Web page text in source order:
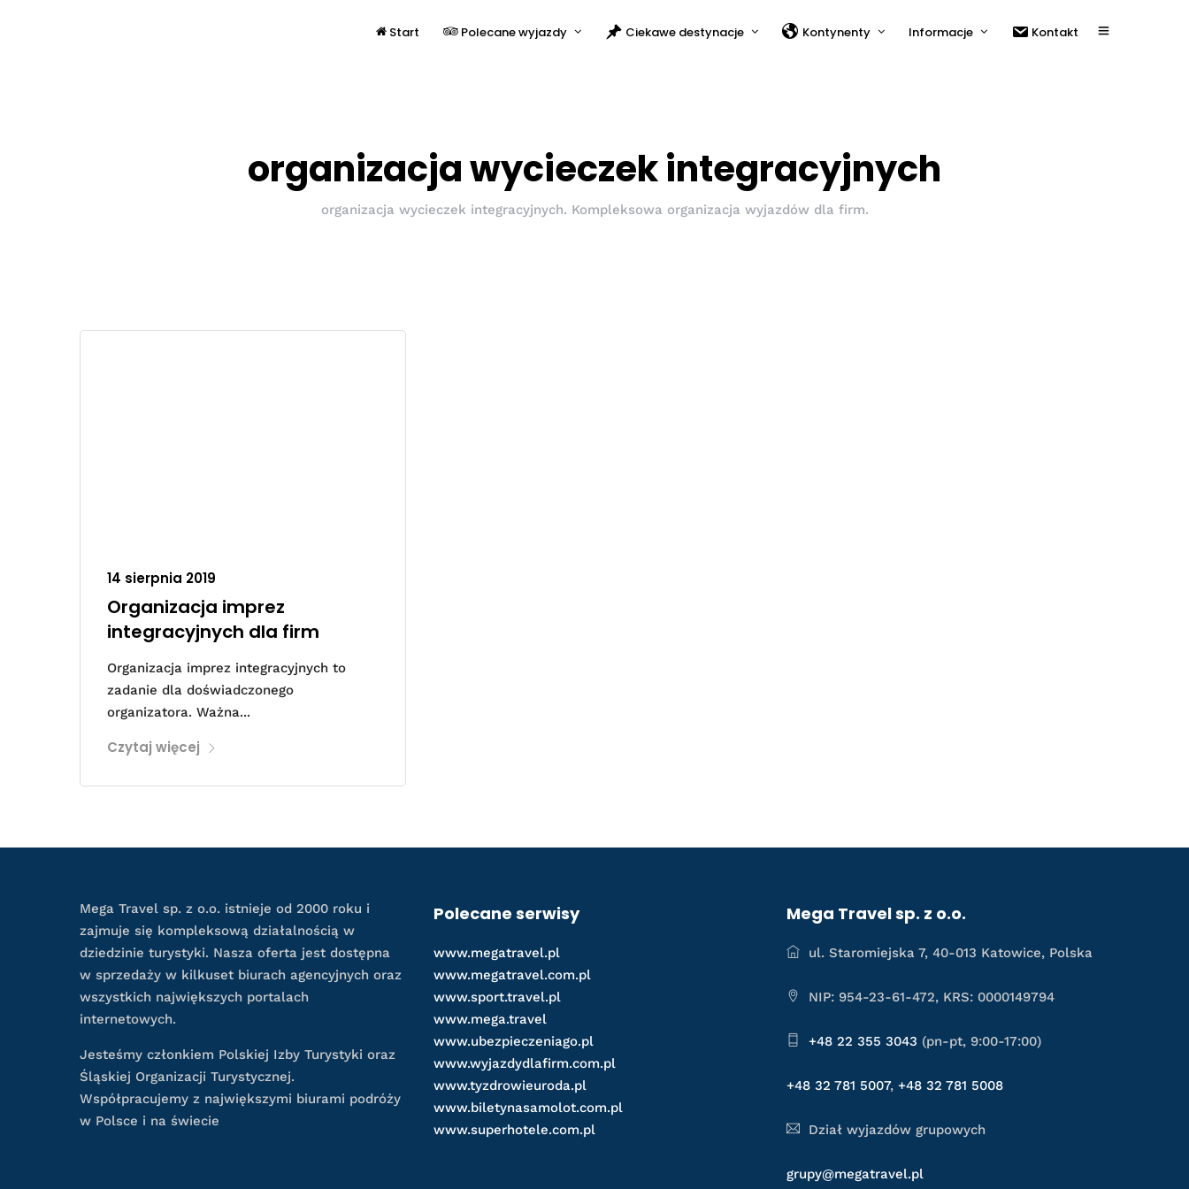
Start Polecane wyjazdy Ciekawe destynacje Kontynenty Informacje Kontakt
organizacja wycieczek integracyjnych
organizacja wycieczek integracyjnych. Kompleksowa organizacja wyjazdów dla firm.
14 sierpnia 2019
Organizacja imprez
integracyjnych dla firm
Organizacja imprez integracyjnych to
zadanie dla doświadczonego
organizatora. Ważna...
Czytaj więcej
Mega Travel sp. z o.o. istnieje od 2000 roku i
zajmuje się kompleksową działalnością w
dziedzinie turystyki. Nasza oferta jest dostępna
w sprzedaży w kilkuset biurach agencyjnych oraz
wszystkich największych portalach
internetowych.
Jesteśmy członkiem Polskiej Izby Turystyki oraz
Śląskiej Organizacji Turystycznej.
Współpracujemy z największymi biurami podróży
w Polsce i na świecie
Polecane serwisy
www.megatravel.pl
www.megatravel.com.pl
www.sport.travel.pl
www.mega.travel
www.ubezpieczeniago.pl
www.wyjazdydlafirm.com.pl
www.tyzdrowieuroda.pl
www.biletynasamolot.com.pl
www.superhotele.com.pl
Mega Travel sp. z o.o.
ul. Staromiejska 7, 40-013 Katowice, Polska
NIP: 954-23-61-472, KRS: 0000149794
+48 22 355 3043 (pn-pt, 9:00-17:00)
+48 32 781 5007,+48 32 781 5008
Dział wyjazdów grupowych
grupy@megatravel.pl